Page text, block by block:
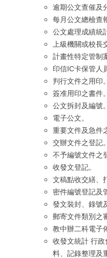
逾期公文查催及
每月公文總檢查
公文處理成績統
上級機關或校長
計畫性特定管制
印信IC卡保管人
判行文件之用印。
簽准用印之書件。
公文拆封及編號。
電子公文。
重要文件及急件
交辦文件之登記。
不予編號文件之
收發文登記。
文稿點收交繕、
密件編號登記及
發文裝封、錄號
郵寄文件類別之
教中辦二科電子
收發文統計 行
料、記錄整理及